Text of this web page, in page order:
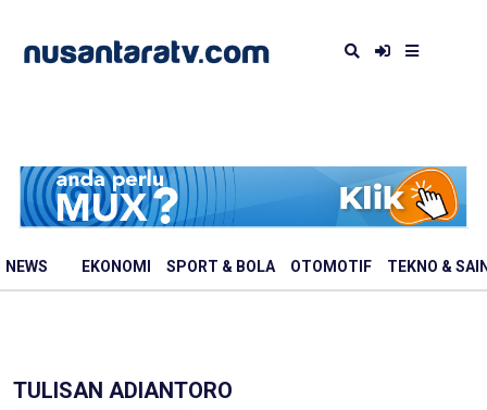
NEWS EKONOMI SPORT & BOLA OTOMOTIF TEKNO &
TULISAN ADIANTORO